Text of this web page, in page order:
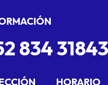
834
HORARIO